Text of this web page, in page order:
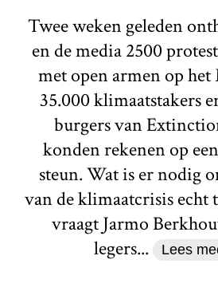
Twee weken geleden
en de media 2500
met open armen op
35.000 klimaatstakers
burgers van
konden rekenen op
steun. Wat is er nodig
van de klimaatcrisis echt
vraagt Jarmo
legers...
Lees